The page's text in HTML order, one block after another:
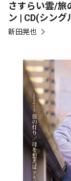
さすらい雲/旅
ン | CD(シング
新田晃也